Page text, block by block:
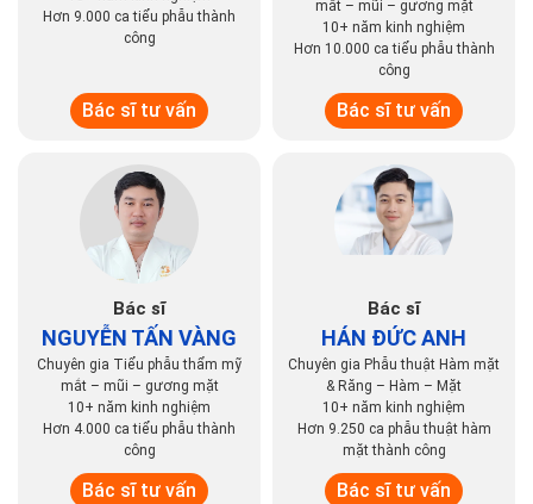
Hơn 9.000 ca tiểu phẫu thành
công
Bác sĩ tư vấn
mắt – mũi – gương mặt
10+ năm kinh nghiệm
Hơn 10.000 ca tiểu phẫu thành
công
Bác sĩ tư vấn
Bác sĩ
NGUYỄN TẤN VÀNG
Chuyên gia Tiểu phẫu thẩm mỹ
mắt – mũi – gương mặt
10+ năm kinh nghiệm
Hơn 4.000 ca tiểu phẫu thành
công
Bác sĩ tư vấn
Bác sĩ
HÁN ĐỨC ANH
Chuyên gia Phẫu thuật Hàm mặt
& Răng – Hàm – Mặt
10+ năm kinh nghiệm
Hơn 9.250 ca phẫu thuật hàm
mặt thành công
Bác sĩ tư vấn